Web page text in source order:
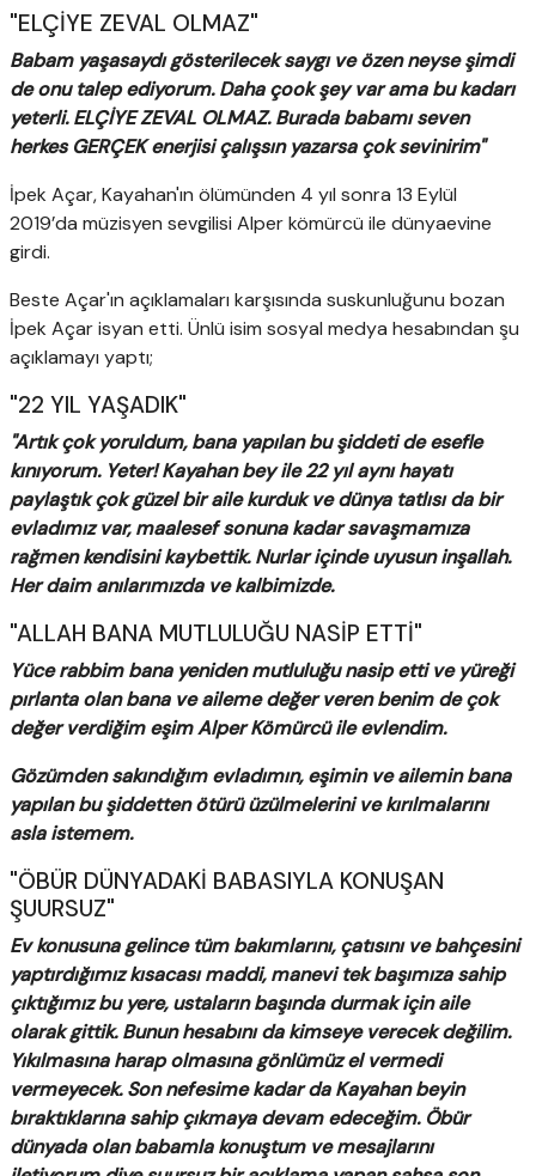
"ELÇİYE ZEVAL OLMAZ"
Babam yaşasaydı gösterilecek saygı ve özen neyse şimdi
de onu talep ediyorum. Daha çook şey var ama bu kadarı
yeterli. ELÇİYE ZEVAL OLMAZ. Burada babamı seven
herkes GERÇEK enerjisi çalışsın yazarsa çok sevinirim"
İpek Açar, Kayahan'ın ölümünden 4 yıl sonra 13 Eylül
2019’da müzisyen sevgilisi Alper kömürcü ile dünyaevine
girdi.
Beste Açar'ın açıklamaları karşısında suskunluğunu bozan
İpek Açar isyan etti. Ünlü isim sosyal medya hesabından şu
açıklamayı yaptı;
"22 YIL YAŞADIK"
"Artık çok yoruldum, bana yapılan bu şiddeti de esefle
kınıyorum. Yeter! Kayahan bey ile 22 yıl aynı hayatı
paylaştık çok güzel bir aile kurduk ve dünya tatlısı da bir
evladımız var, maalesef sonuna kadar savaşmamıza
rağmen kendisini kaybettik. Nurlar içinde uyusun inşallah.
Her daim anılarımızda ve kalbimizde.
"ALLAH BANA MUTLULUĞU NASİP ETTİ"
Yüce rabbim bana yeniden mutluluğu nasip etti ve yüreği
pırlanta olan bana ve aileme değer veren benim de çok
değer verdiğim eşim Alper Kömürcü ile evlendim.
Gözümden sakındığım evladımın, eşimin ve ailemin bana
yapılan bu şiddetten ötürü üzülmelerini ve kırılmalarını
asla istemem.
"ÖBÜR DÜNYADAKİ BABASIYLA KONUŞAN
ŞUURSUZ"
Ev konusuna gelince tüm bakımlarını, çatısını ve bahçesini
yaptırdığımız kısacası maddi, manevi tek başımıza sahip
çıktığımız bu yere, ustaların başında durmak için aile
olarak gittik. Bunun hesabını da kimseye verecek değilim.
Yıkılmasına harap olmasına gönlümüz el vermedi
vermeyecek. Son nefesime kadar da Kayahan beyin
bıraktıklarına sahip çıkmaya devam edeceğim. Öbür
dünyada olan babamla konuştum ve mesajlarını